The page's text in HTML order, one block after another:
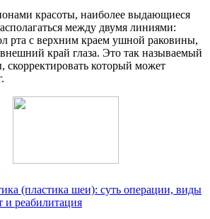
красоты, наиболее выдающиеся
между двумя линиями:
рта с верхним краем ушной раковины,
край глаза. Это так называемый
скорректировать который может
(пластика шеи): суть операции, виды
и реабилитация